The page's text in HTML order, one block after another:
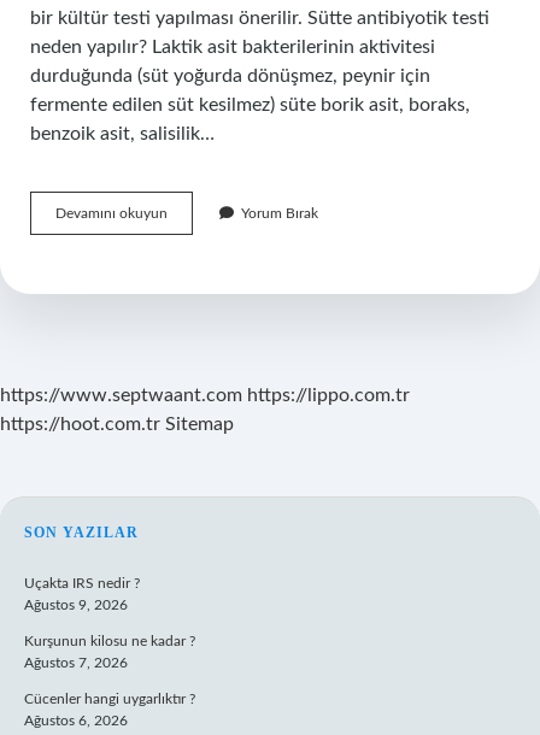
bir kültür testi yapılması önerilir. Sütte antibiyotik testi
neden yapılır? Laktik asit bakterilerinin aktivitesi
durduğunda (süt yoğurda dönüşmez, peynir için
fermente edilen süt kesilmez) süte borik asit, boraks,
benzoik asit, salisilik…
Devamını okuyun Antibiyotik
Testi
Yorum Bırak
https://www.septwaant.com https://lippo.com.tr
https://hoot.com.tr Sitemap
SIDEBAR
SON YAZILAR
Uçakta IRS nedir ?
Ağustos 9, 2026
Kurşunun kilosu ne kadar ?
Ağustos 7, 2026
Cücenler hangi uygarlıktır ?
Ağustos 6, 2026